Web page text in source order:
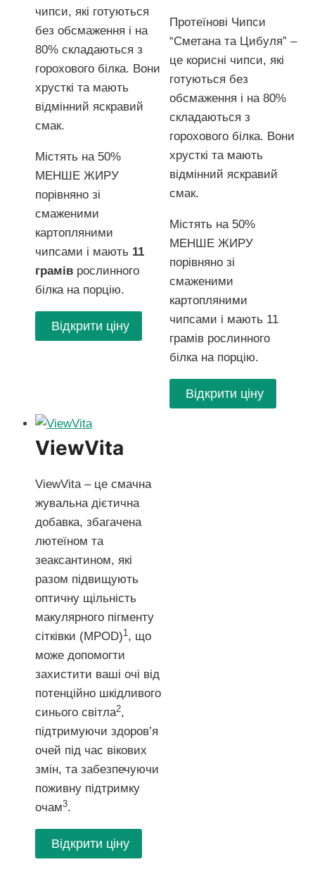
чипси, які готуються
без обсмаження і на
80% складаються з
горохового білка. Вони
хрусткі та мають
відмінний яскравий
смак.
Містять на 50%
МЕНШЕ ЖИРУ
порівняно зі
смаженими
картопляними
чипсами і мають 11
граміврослинного
білка на порцію.
Відкрити ціну
Протеїнові Чипси
“Сметана та Цибуля” –
це корисні чипси, які
готуються без
обсмаження і на 80%
складаються з
горохового білка. Вони
хрусткі та мають
відмінний яскравий
смак.
Містять на 50%
МЕНШЕ ЖИРУ
порівняно зі
смаженими
картопляними
чипсами і мають 11
грамів рослинного
білка на порцію.
Відкрити ціну
ViewVita
ViewVita – це смачна
жувальна дієтична
добавка, збагачена
лютеїном та
зеаксантином, які
разом підвищують
оптичну щільність
макулярного пігменту
сітківки (MPOD)1, що
може допомогти
захистити ваші очі від
потенційно шкідливого
синього світла2,
підтримуючи здоров’я
очей під час вікових
змін, та забезпечуючи
поживну підтримку
очам3.
Відкрити ціну